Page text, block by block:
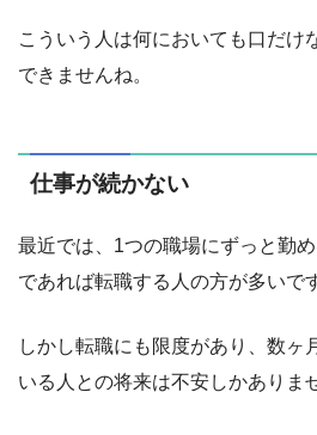
こういう人は何においても口だけ
できませんね。
仕事が続かない
最近では、1つの職場にずっと勤
であれば転職する人の方が多いで
しかし転職にも限度があり、数ヶ
いる人との将来は不安しかありま